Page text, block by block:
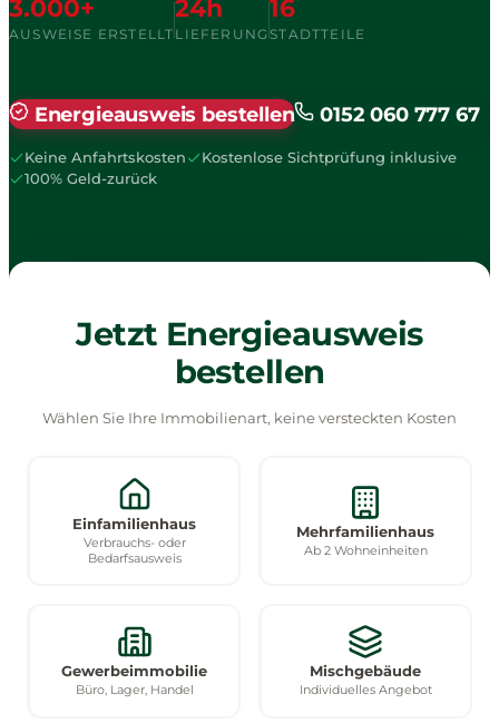
3.000+
AUSWEISE ERSTELLT
24h
LIEFERUNG
16
STADTTEILE
Energieausweis bestellen 0152 060 777 67
Keine Anfahrtskosten
Kostenlose Sichtprüfung inklusive
100% Geld-zurück
Jetzt Energieausweis
bestellen
Wählen Sie Ihre Immobilienart, keine versteckten Kosten
Einfamilienhaus
Verbrauchs- oder
Bedarfsausweis
Mehrfamilienhaus
Ab 2 Wohneinheiten
Gewerbeimmobilie
Büro, Lager, Handel
Mischgebäude
Individuelles Angebot